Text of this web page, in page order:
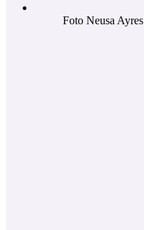
Foto Neusa Ayres